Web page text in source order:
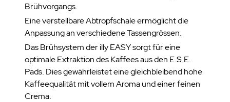
Brühvorgangs.
Eine verstellbare Abtropfschale ermöglicht die
Anpassung an verschiedene Tassengrössen.
Das Brühsystem der illy EASY sorgt für eine
optimale Extraktion des Kaffees aus den E.S.E.
Pads. Dies gewährleistet eine gleichbleibend hohe
Kaffeequalität mit vollem Aroma und einer feinen
Crema.